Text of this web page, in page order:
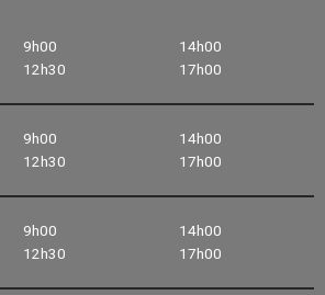
9h00
12h30
14h00
17h00
9h00
12h30
14h00
17h00
9h00
12h30
14h00
17h00